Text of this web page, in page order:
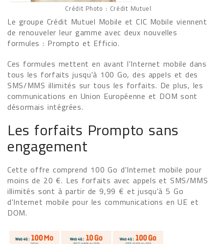
Crédit Photo : Crédit Mutuel
Le groupe Crédit Mutuel Mobile et CIC Mobile viennent
de renouveler leur gamme avec deux nouvelles
formules : Prompto et Efficio.
Ces formules mettent en avant l'Internet mobile dans
tous les forfaits jusqu'à 100 Go, des appels et des
SMS/MMS illimités sur tous les forfaits. De plus, les
communications en Union Européenne et DOM sont
désormais intégrées.
Les forfaits Prompto sans
engagement
Cette offre comprend 100 Go d'Internet mobile pour
moins de 20 €. Les forfaits avec appels et SMS/MMS
illimités sont à partir de 9,99 € et jusqu'à 5 Go
d'Internet mobile pour les communications en UE et
DOM.